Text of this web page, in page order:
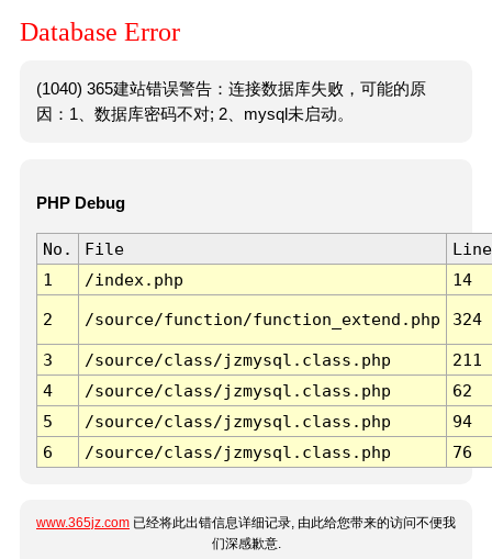
Database Error
(1040) 365建站错误警告：连接数据库失败，可能的原
因：1、数据库密码不对; 2、mysql未启动。
PHP Debug
No. File
Line
1
/index.php 14
2 /source/function/function_extend.php 324
3 /source/class/jzmysql.class.php
211
4
/source/class/jzmysql.class.php
62
5
/source/class/jzmysql.class.php
94
6
/source/class/jzmysql.class.php 76
www.365jz.com 已经将此出错信息详细记录, 由此给您带来的访问不便我
们深感歉意.